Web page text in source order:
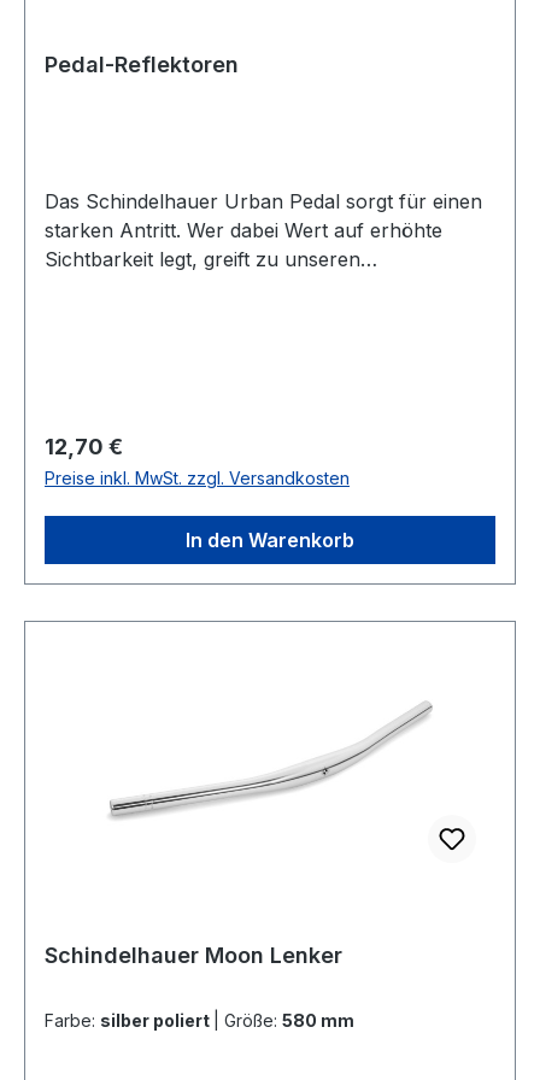
Pedal-Reflektoren
Das Schindelhauer Urban Pedal sorgt für einen
starken Antritt. Wer dabei Wert auf erhöhte
Sichtbarkeit legt, greift zu unseren
Regulärer Preis:
12,70 €
Preise inkl. MwSt. zzgl. Versandkosten
In den Warenkorb
Schindelhauer Moon Lenker
Farbe: silber poliert Größe: 580 mm